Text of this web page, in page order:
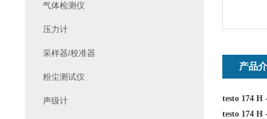
产品
testo 174 H
testo 174 H
气体检测仪
压力计
采样器/校准器
粉尘测试仪
声级计